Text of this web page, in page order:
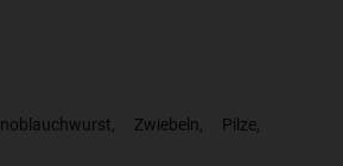
Zwiebeln, Pilze,